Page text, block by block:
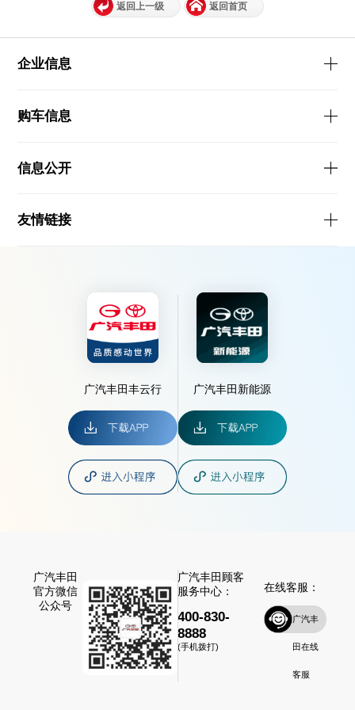
返回上一级 返回首页
企业信息
购车信息
信息公开
友情链接
广汽丰田丰云行 广汽丰田新能源
广汽丰田
官方微信
公众号
广汽丰田顾客
服务中心：
400-830-
8888
(手机拨打)
在线客服：
广汽丰
田在线
客服